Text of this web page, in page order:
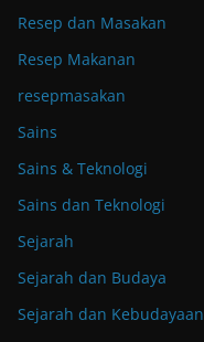
Resep dan Masakan
Resep Makanan
resepmasakan
Sains
Sains & Teknologi
Sains dan Teknologi
Sejarah
Sejarah dan Budaya
Sejarah dan Kebudayaan